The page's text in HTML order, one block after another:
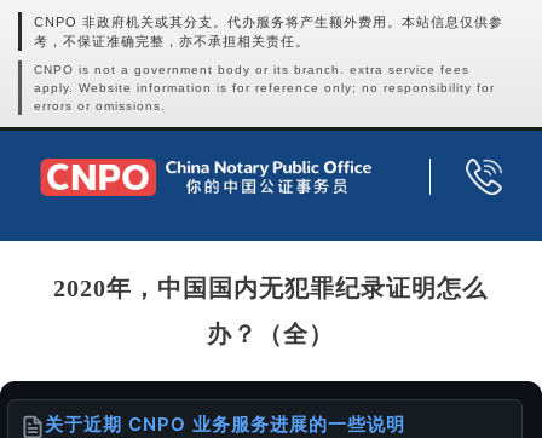
CNPO 非政府机关或其分支。代办服务将产生额外费用。本站信息仅供参
考，不保证准确完整，亦不承担相关责任。
CNPO is not a government body or its branch. extra service fees
apply. Website information is for reference only; no responsibility for
errors or omissions.
2020年，中国国内无犯罪纪录证明怎么
办？（全）
关于近期 CNPO 业务服务进展的一些说明